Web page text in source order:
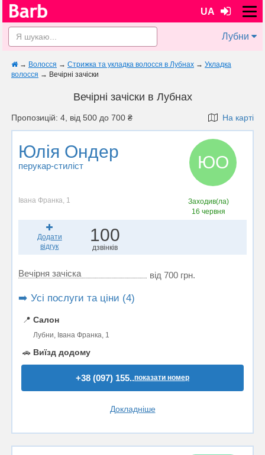
UA
Лубни
→ Волосся → Стрижка та укладка волосся в Лубнах → Укладка
волосся → Вечірні зачіски
Вечірні зачіски в Лубнах
Пропозицій: 4, від 500 до 700 ₴ На карті
Юлія Ондер
перукар-стиліст ЮО
Івана Франка, 1
Заходив(ла)
16 червня
Додати
відгук
100
дзвінків
Вечірня зачіска від 700 грн.
➡️ Усі послуги та ціни (4)
📍 Салон
Лубни, Івана Франка, 1
🚗 Виїзд додому
+38 (097) 155..показати номер
Докладніше